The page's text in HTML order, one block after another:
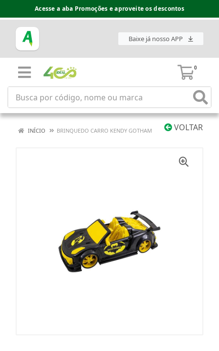
Acesse a aba Promoções e aproveite os descontos
Baixe já nosso APP
0
VOLTAR
INÍCIO BRINQUEDO CARRO KENDY GOTHAM